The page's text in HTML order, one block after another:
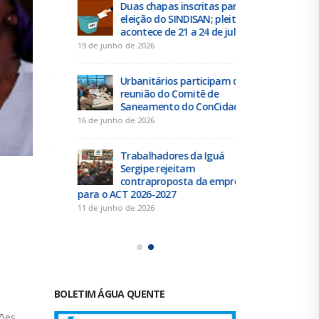
a
Duas chapas inscritas para a
eleição do SINDISAN; pleito
acontece de 21 a 24 de julho
19 de junho de 2026
Urbanitários participam de
reunião do Comitê de
Saneamento do ConCidades
16 de junho de 2026
Trabalhadores da Iguá
Sergipe rejeitam
contraproposta da empresa
para o ACT 2026-2027
11 de junho de 2026
BOLETIM ÁGUA QUENTE